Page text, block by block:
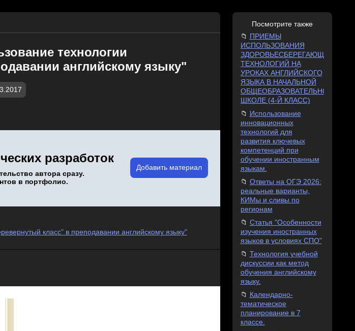
технологии
английскому языку"
разработок
автора сразу.
в портфолио.
Добавить материал
класс" в преподавании английскому языку"
Посмотрите также
ПРИЕМЫ
ИСПОЛЬЗОВАНИЯ
ЗДОРОВЬЕСБЕРЕГАЮЩИХ
ТЕХНОЛОГИЙ НА
УРОКАХ АНГЛИЙСКОГО
ЯЗЫКА В НАЧАЛЬНОЙ
ОБЩЕОБРАЗОВАТЕЛЬНОЙ
ШКОЛЕ (4-Й КЛАСС)
Использование
инновационных
технологий для
развития ключевых
компетенций при
обучении иностранным
языкам.
Ответы на ОГЭ 2026:
реальные варианты,
КИМы и сливы по
регионам
Статья "Особенности
изучения иностранных
языков в условиях СПО"
Технология учебной
дискуссии как метод
обучения английскому
языку.
Календарно-
тематическое
планирование в 7
классе.